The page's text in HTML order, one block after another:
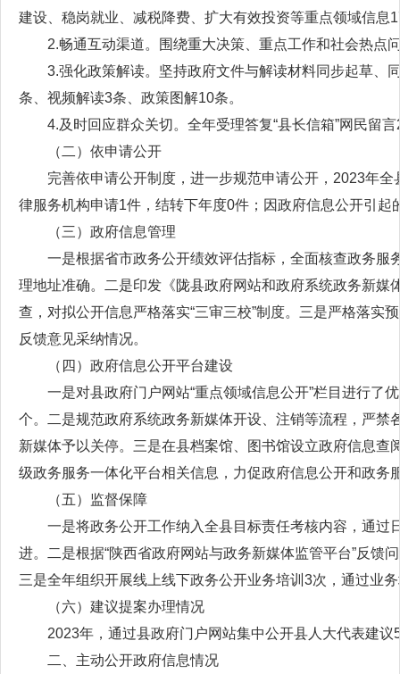
建设、稳岗就业、减税降费、扩大有效投资等重点领域信息
2.畅通互动渠道。围绕重大决策、重点工作和社会热点
3.强化政策解读。坚持政府文件与解读材料同步起草、
条、视频解读3条、政策图解10条。
4.及时回应群众关切。全年受理答复“县长信箱”网民留
（二）依申请公开
完善依申请公开制度，进一步规范申请公开，2023年
律服务机构申请1件，结转下年度0件；因政府信息公开引起
（三）政府信息管理
一是根据省市政务公开绩效评估指标，全面核查政务
理地址准确。二是印发《陇县政府网站和政府系统政务新
查，对拟公开信息严格落实“三审三校”制度。三是严格落实
反馈意见采纳情况。
（四）政府信息公开平台建设
一是对县政府门户网站“重点领域信息公开”栏目进行了
个。二是规范政府系统政务新媒体开设、注销等流程，严
新媒体予以关停。三是在县档案馆、图书馆设立政府信息查
级政务服务一体化平台相关信息，力促政府信息公开和政务
（五）监督保障
一是将政务公开工作纳入全县目标责任考核内容，通
进。二是根据“陕西省政府网站与政务新媒体监管平台”反馈
三是全年组织开展线上线下政务公开业务培训3次，通过业
（六）建议提案办理情况
2023年，通过县政府门户网站集中公开县人大代表建
二、主动公开政府信息情况